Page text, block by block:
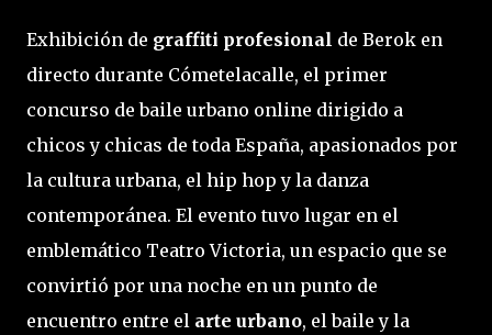
Exhibición de graffiti profesional de Berok en
directo durante Cómetelacalle, el primer
concurso de baile urbano online dirigido a
chicos y chicas de toda España, apasionados por
la cultura urbana, el hip hop y la danza
contemporánea. El evento tuvo lugar en el
emblemático Teatro Victoria, un espacio que se
convirtió por una noche en un punto de
encuentro entre el arte urbano, el baile y la